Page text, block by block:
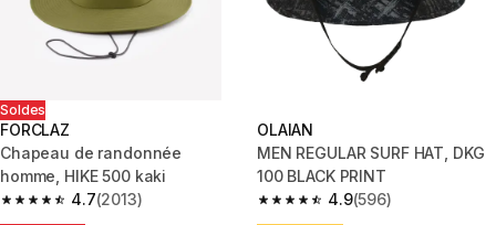
Soldes
FORCLAZ
Chapeau de randonnée
homme, HIKE 500 kaki
4.7
4.7 out of 5 stars from 2013 reviews
(2013)
OLAIAN
MEN REGULAR SURF HAT, DKG
100 BLACK PRINT
4.9
4.9 out of 5 stars from 596
(596)